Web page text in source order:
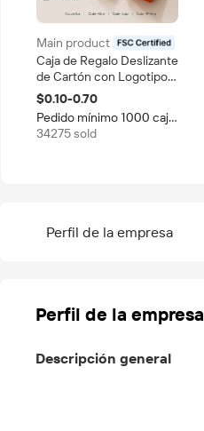
Main product
certified
Caja de Regalo Deslizante
de Cartón con Logotipo
Personalizado, con
Bandeja Interior Plegable,
Caja de Embalaje de
Papel para Cosméticos
$0.10-0.70
Pedido mínimo 1000 cajas
34275 sold
Perfil de la empresa
Perfil de la empresa
Descripción general